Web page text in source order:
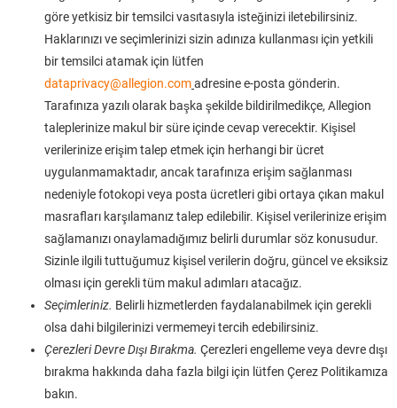
göre yetkisiz bir temsilci vasıtasıyla isteğinizi iletebilirsiniz.
Haklarınızı ve seçimlerinizi sizin adınıza kullanması için yetkili
bir temsilci atamak için lütfen
dataprivacy@allegion.comadresine e-posta gönderin.
Tarafınıza yazılı olarak başka şekilde bildirilmedikçe, Allegion
taleplerinize makul bir süre içinde cevap verecektir. Kişisel
verilerinize erişim talep etmek için herhangi bir ücret
uygulanmamaktadır, ancak tarafınıza erişim sağlanması
nedeniyle fotokopi veya posta ücretleri gibi ortaya çıkan makul
masrafları karşılamanız talep edilebilir. Kişisel verilerinize erişim
sağlamanızı onaylamadığımız belirli durumlar söz konusudur.
Sizinle ilgili tuttuğumuz kişisel verilerin doğru, güncel ve eksiksiz
olması için gerekli tüm makul adımları atacağız.
Seçimleriniz. Belirli hizmetlerden faydalanabilmek için gerekli
olsa dahi bilgilerinizi vermemeyi tercih edebilirsiniz.
Çerezleri Devre Dışı Bırakma. Çerezleri engelleme veya devre dışı
bırakma hakkında daha fazla bilgi için lütfen Çerez Politikamıza
bakın.